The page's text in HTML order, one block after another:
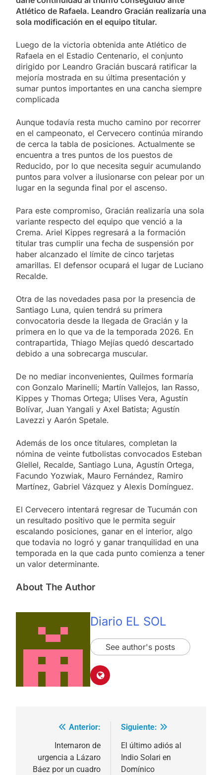
Atlético de Rafaela. Leandro Gracián realizaría una
sola modificación en el equipo titular.
Luego de la victoria obtenida ante Atlético de
Rafaela en el Estadio Centenario, el conjunto
dirigido por Leandro Gracián buscará ratificar la
mejoría mostrada en su última presentación y
sumar puntos importantes en una cancha siempre
complicada
Aunque todavía resta mucho camino por recorrer
en el campeonato, el Cervecero continúa mirando
de cerca la tabla de posiciones. Actualmente se
encuentra a tres puntos de los puestos de
Reducido, por lo que necesita seguir acumulando
puntos para volver a ilusionarse con pelear por un
lugar en la segunda final por el ascenso.
Para este compromiso, Gracián realizaría una sola
variante respecto del equipo que venció a la
Crema. Ariel Kippes regresará a la formación
titular tras cumplir una fecha de suspensión por
haber alcanzado el límite de cinco tarjetas
amarillas. El defensor ocupará el lugar de Luciano
Recalde.
Otra de las novedades pasa por la presencia de
Santiago Luna, quien tendrá su primera
convocatoria desde la llegada de Gracián y la
primera en lo que va de la temporada 2026. En
contrapartida, Thiago Mejías quedó descartado
debido a una sobrecarga muscular.
De no mediar inconvenientes, Quilmes formaría
con Gonzalo Marinelli; Martín Vallejos, Ian Rasso,
Kippes y Thomas Ortega; Ulises Vera, Agustín
Bolívar, Juan Yangali y Axel Batista; Agustín
Lavezzi y Aarón Spetale.
Además de los once titulares, completan la
nómina de veinte futbolistas convocados Esteban
Glellel, Recalde, Santiago Luna, Agustín Ortega,
Facundo Yozwiak, Mauro Fernández, Ramiro
Martínez, Gabriel Vázquez y Alexis Domínguez.
El Cervecero intentará regresar de Tucumán con
un resultado positivo que le permita seguir
escalando posiciones, ganar en el interior, algo
que todavia no logró y ganar tranquilidad en una
temporada en la que cada punto comienza a tener
un valor determinante.
About The Author
Diario EL SOL
See author's posts
Navegación
entradas
Anterior:
Internaron de
urgencia a Lázaro
Báez por un cuadro
Siguiente:
El último adiós al
Indio Solari en
Domínico